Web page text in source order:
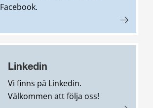
Facebook.
Linkedin
Vi finns på Linkedin.
Välkommen att följa oss!